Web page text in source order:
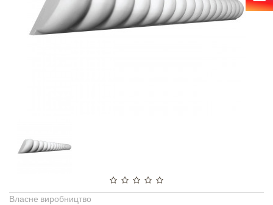
Власне виробництво